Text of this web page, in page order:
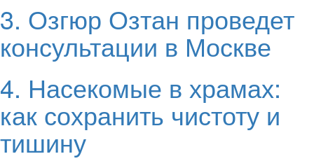
3. Озгюр Озтан проведет
консультации в Москве
4. Насекомые в храмах:
как сохранить чистоту и
тишину